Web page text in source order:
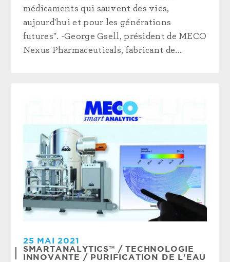
médicaments qui sauvent des vies,
aujourd'hui et pour les générations
futures". -George Gsell, président de MECO
Nexus Pharmaceuticals, fabricant de...
25 MAI 2021
SMARTANALYTICS™ /TECHNOLOGIE
INNOVANTE / PURIFICATION DE L'EAU